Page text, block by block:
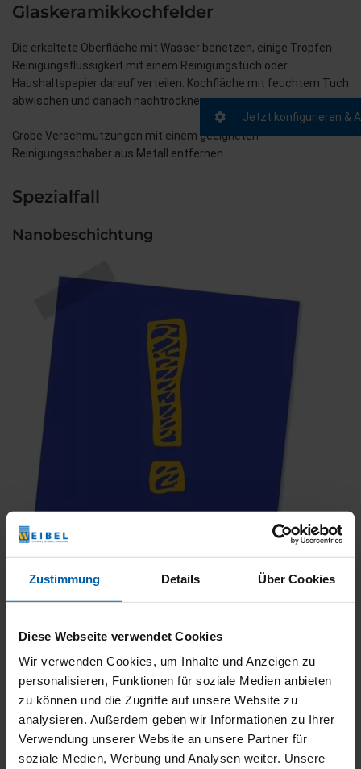
Zustimmung Details Über Cookies
Diese Webseite verwendet Cookies
Wir verwenden Cookies, um Inhalte und Anzeigen zu
personalisieren, Funktionen für soziale Medien anbieten
zu können und die Zugriffe auf unsere Website zu
analysieren. Außerdem geben wir Informationen zu Ihrer
Verwendung unserer Website an unsere Partner für
soziale Medien, Werbung und Analysen weiter. Unsere
Glaskeramikkochfelder
Die erkaltete Oberfläche mit Wasser benetzen, einige Tropfen
Reinigungsflüssigkeit mit einem Reinigungstuch oder
Haushaltspapier darauf verteilen. Kochfläche mit feuchtem Tuch
abwischen und danach nachtrocknen.
Grobe Verschmutzungen mit einem geeigneten
Reinigungsschaber aus Metall entfernen.
Spezialfall
Nanobeschichtung
Spezialversiegelung versehen ist, sollte auf scheuernde Mittel
und aggressiven Reinigungsmitteln verzichtet werden.
Verwenden Sie ein weiches Reinigungstuch oder einen
Lederlappen und einen Allzweckreiniger.
Jetzt konfigurieren &